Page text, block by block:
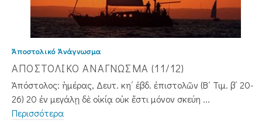
Ἀποστολικό Ἀνάγνωσμα
ΑΠΟΣΤΟΛΙΚΟ ΑΝΑΓΝΩΣΜΑ (11/12)
Ἀπόστολος: ἡμέρας, Δευτ. κη΄ ἑβδ. ἐπιστολῶν (Β΄ Τιμ. β΄ 20-
26) 20 ἐν μεγάλῃ δὲ οἰκίᾳ οὐκ ἔστι μόνον σκεύη ...
Περισσότερα